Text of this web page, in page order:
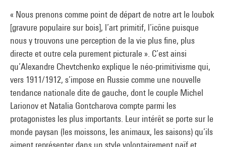
l’idéologie fasciste. Le réalisme socialiste « à la française »,
défini par la ligne dogmatique adoptée par le PCF dès les
premières années de la Guerre froide, est analysé à travers
les œuvres d’André Fougeronou deBoris Taslitzky, mais
aussi la fameuse « affaire du portrait de Staline par Picasso ».
André Bretontrouve sa place dans cette séquence, à
l’occasion du cinquantenaire de sa mort, à travers un focus
illustrant les engagements politiques du fondateur du
surréalisme.
Le parcours thématique s’achève dans les années 1960.
L’Internationale situationniste, fondée en 1957, est
d’urbanisme des villes, les grands chantiers comme celui du
canal ou du métro de Moscou… doivent répondre aux
impératifs de la construction de masse. Associant
propagande et idéologie, le Pavillon de l’Exposition
internationale de 1937 réalisé par Boris Iofan est
emblématique de cette volonté d’édification du socialisme
au-delà des frontières soviétiques.
« Nous prenons comme point de départ de notre art le loubok
[gravure populaire sur bois], l’art primitif, l’icône puisque
nous y trouvons une perception de la vie plus fine, plus
directe et outre cela purement picturale ». C’est ainsi
qu’Alexandre Chevtchenko explique le néo-primitivisme qui,
vers 1911/1912, s’impose en Russie comme une nouvelle
tendance nationale dite de gauche, dont le couple Michel
Larionov et Natalia Gontcharova compte parmi les
protagonistes les plus importants. Leur intérêt se porte sur le
monde paysan (les moissons, les animaux, les saisons) qu’ils